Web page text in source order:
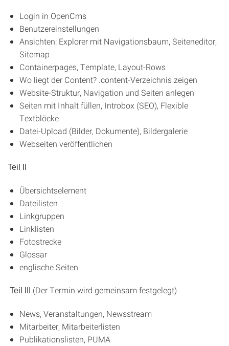
Login in OpenCms
Benutzereinstellungen
Ansichten: Explorer mit Navigationsbaum, Seiteneditor,
Sitemap
Containerpages, Template, Layout-Rows
Wo liegt der Content? .content-Verzeichnis zeigen
Website-Struktur, Navigation und Seiten anlegen
Seiten mit Inhalt füllen, Introbox (SEO), Flexible
Textblöcke
Datei-Upload (Bilder, Dokumente), Bildergalerie
Webseiten veröffentlichen
Teil II
Übersichtselement
Dateilisten
Linkgruppen
Linklisten
Fotostrecke
Glossar
englische Seiten
Teil III (Der Termin wird gemeinsam festgelegt)
News, Veranstaltungen, Newsstream
Mitarbeiter, Mitarbeiterlisten
Publikationslisten, PUMA